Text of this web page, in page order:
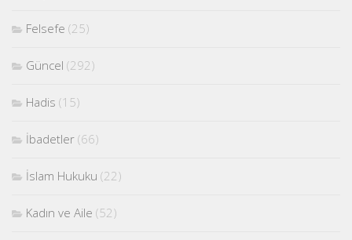
Felsefe (25)
Güncel (292)
Hadis (15)
İbadetler (66)
İslam Hukuku (22)
Kadın ve Aile (52)